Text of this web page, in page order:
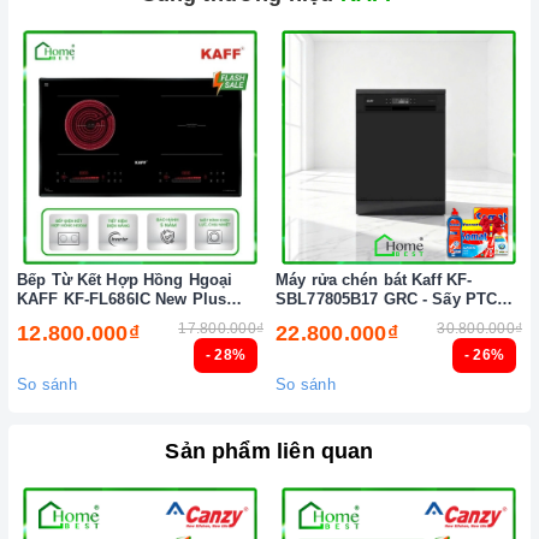
mức cho phép thì bếp từ sẽ tự động ngắt và cảnh báo cho
người dùng mã lỗi E1 trên bảng điều khiển.
Chức năng Hâm, Nấu cơm:
Bạn chỉ cần đơn giản nhấn nút
chức năng này và để bếp tự điều chỉnh công suất hoạt động.
Chức năng Tạm dừng:
Giúp bạn có thể tạm dừng cài đặt
chương trình, nghĩa là các vùng nấu có thể bị tạm dừng và
sau đó khi nhấn lại, nó sẽ tiếp tục quá trình nấu.
- 28%
Bếp Từ Kết Hợp Hồng Hgoại
KAFF KF-FL686IC New Plus
12.800.000₫ 17.800.000₫
So sánh
- 26%
Máy rửa chén bát Kaff KF-
SBL77805B17 GRC - Sấy PTC
22.800.000₫ 30.800.000₫
So sánh
Sản phẩm liên quan